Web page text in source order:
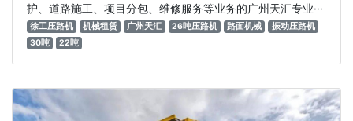
护、道路施工、项目分包、维修服务等业务的广州天汇专业···
徐工压路机 机械租赁 广州天汇 26吨压路机 路面机械
振动压路机
30吨
22吨